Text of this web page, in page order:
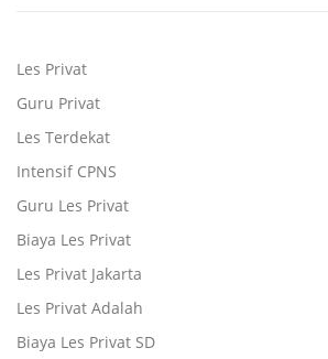
Les Privat
Guru Privat
Les Terdekat
Intensif CPNS
Guru Les Privat
Biaya Les Privat
Les Privat Jakarta
Les Privat Adalah
Biaya Les Privat SD